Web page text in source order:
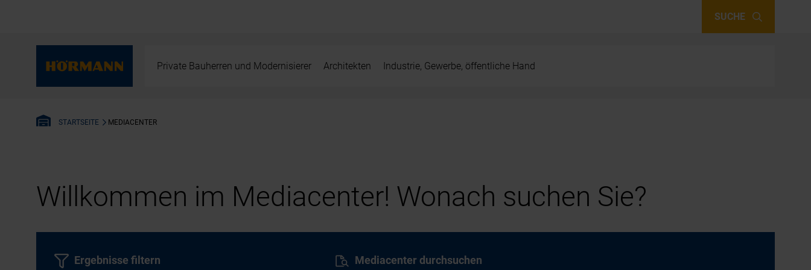
SUCHE
Private Bauherren und Modernisierer Architekten Industrie, Gewerbe, öffentliche Hand
STARTSEITE MEDIACENTER
Willkommen im Mediacenter! Wonach suchen Sie?
Mediacenter durchsuchen
Ergebnisse filtern